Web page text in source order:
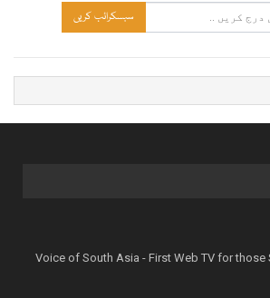
سبسکرائب کریں
Voice of South Asia - First Web TV for